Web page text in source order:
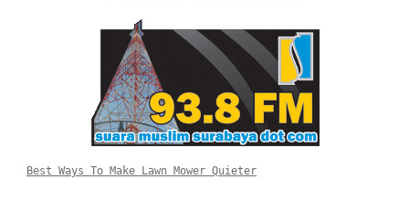
Best Ways To Make Lawn Mower Quieter